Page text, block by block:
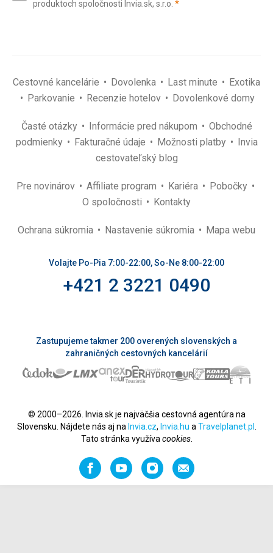
(povinné)
produktoch spoločnosti Invia.sk, s.r.o. *(povinné)
Cestovné kancelárie Dovolenka Last minute
Exotika
Parkovanie
Recenzie hotelov Dovolenkové domy
Časté otázky Informácie pred nákupom
Obchodné
podmienky
Fakturačné údaje Možnosti platby
Invia
cestovateľský blog
Pre novinárov Affiliate program Kariéra
Pobočky
O spoločnosti
Kontakty
Ochrana súkromia Nastavenie súkromia Mapa webu
Volajte Po-Pia 7:00-22:00, So-Ne 8:00-22:00
+421 2 3221 0490
Zastupujeme takmer 200 overených slovenských a
zahraničných cestovných kancelárií
© 2000–2026. Invia.sk je najväčšia cestovná agentúra na
Slovensku. Nájdete nás aj na Invia.cz, Invia.hu a Travelplanet.pl
Tato stránka využíva cookies.
FacebookYouTubeInstagramOdporučiť